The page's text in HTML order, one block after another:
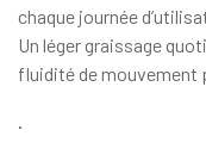
chaque journée
Un léger graissage
fluidité de mouvement
.